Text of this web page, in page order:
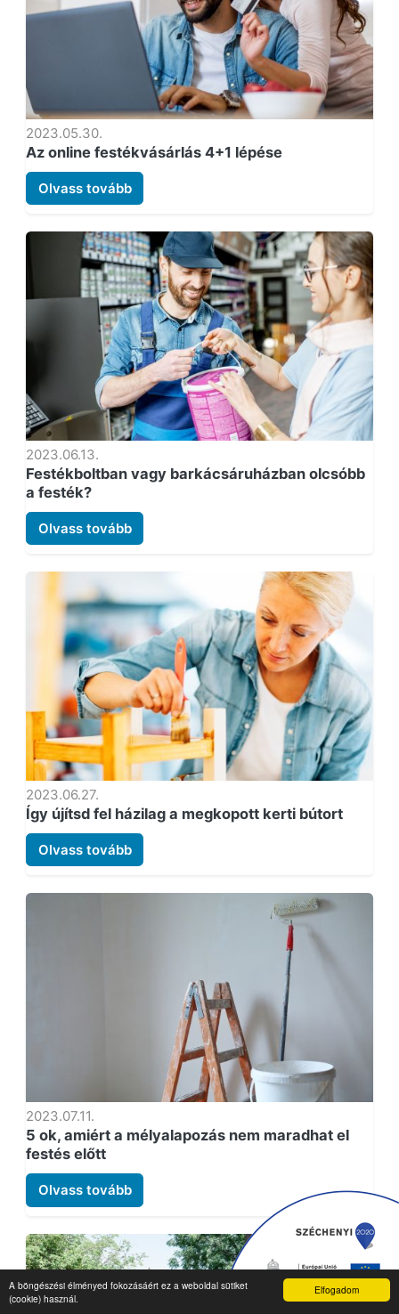
Elfogadom
A böngészési élményed fokozásáért ez a weboldal sütiket
(cookie) használ.
2023.05.30.
Az online festékvásárlás 4+1 lépése
Olvass tovább
2023.06.13.
Festékboltban vagy barkácsáruházban olcsóbb
a festék?
Olvass tovább
2023.06.27.
Így újítsd fel házilag a megkopott kerti bútort
Olvass tovább
2023.07.11.
5 ok, amiért a mélyalapozás nem maradhat el
festés előtt
Olvass tovább